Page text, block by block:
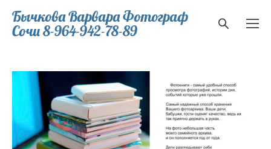
Бычкова Варвара Фотограф
Сочи 8-964-942-78-89